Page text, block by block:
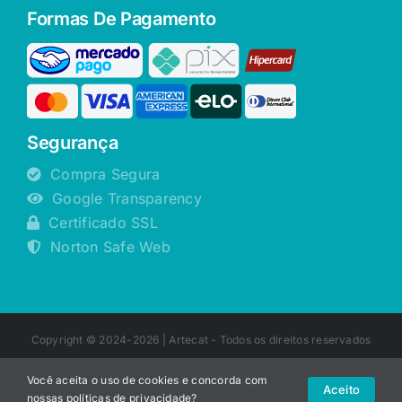
Formas De Pagamento
Segurança
Compra Segura
Google Transparency
Certificado SSL
Norton Safe Web
Copyright © 2024-2026 |Artecat - Todos os direitos reservados
Você aceita o uso de cookies e concorda com
nossas políticas de privacidade?
Aceito